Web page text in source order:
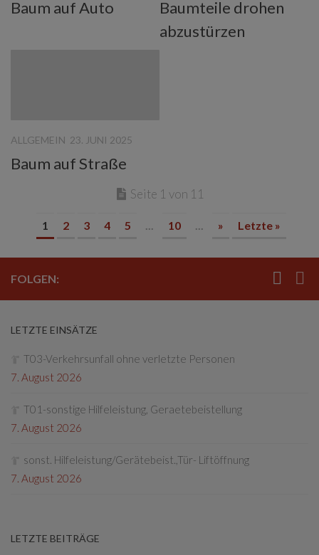
Baum auf Auto
Baumteile drohen
abzustürzen
ALLGEMEIN 23. JUNI 2025
Baum auf Straße
Seite 1 von 11
1 2 3 4 5 ... 10 ... » Letzte »
FOLGEN:
LETZTE EINSÄTZE
T03-Verkehrsunfall ohne verletzte Personen
7. August 2026
T01-sonstige Hilfeleistung, Geraetebeistellung
7. August 2026
sonst. Hilfeleistung/Gerätebeist.,Tür- Liftöffnung
7. August 2026
LETZTE BEITRÄGE